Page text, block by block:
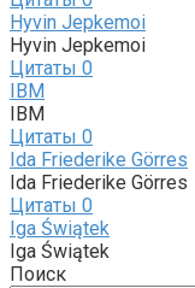
Hyvin Jepkemoi
Hyvin Jepkemoi
Цитаты 0
IBM
IBM
Цитаты 0
Ida Friederike Görres
Ida Friederike Görres
Цитаты 0
Iga Świątek
Iga Świątek
Поиск